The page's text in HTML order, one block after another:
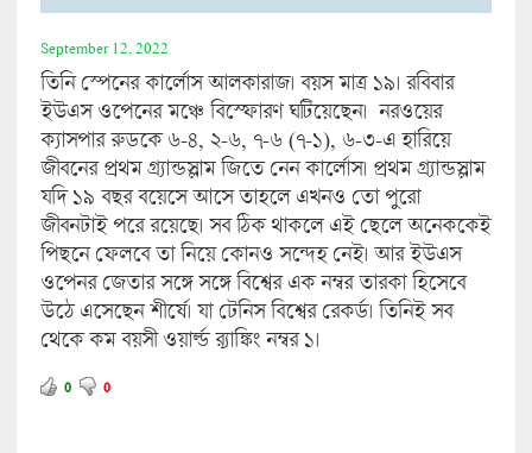
September 12, 2022
তিনি স্পেনের কার্লোস আলকারাজ। বয়স মাত্র ১৯। রবিবার
ইউএস ওপেনের মঞ্চে বিস্ফোরণ ঘটিয়েছেন। নরওয়ের
ক্যাসপার রুডকে ৬-৪, ২-৬, ৭-৬ (৭-১), ৬-৩-এ হারিয়ে
জীবনের প্রথম গ্র্যান্ডস্লাম জিতে নেন কার্লোস। প্রথম গ্র্যান্ডস্লাম
যদি ১৯ বছর বয়েসে আসে তাহলে এখনও তো পুরো
জীবনটাই পরে রয়েছে। সব ঠিক থাকলে এই ছেলে অনেককেই
পিছনে ফেলবে তা নিয়ে কোনও সন্দেহ নেই। আর ইউএস
ওপেনর জেতার সঙ্গে সঙ্গে বিশ্বের এক নম্বর তারকা হিসেবে
উঠে এসেছেন শীর্ষে। যা টেনিস বিশ্বের রেকর্ড। তিনিই সব
থেকে কম বয়সী ওয়ার্ল্ড র‍্যাঙ্কিং নম্বর ১।
0 0